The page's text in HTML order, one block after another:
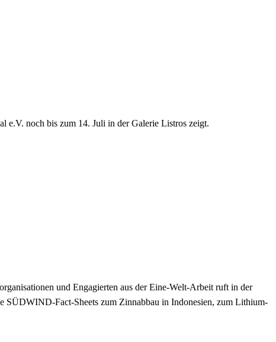
e.V. noch bis zum 14. Juli in der Galerie Listros zeigt.
und Engagierten aus der Eine-Welt-Arbeit ruft in der
SÜDWIND-Fact-Sheets zum Zinnabbau in Indonesien, zum Lithium-